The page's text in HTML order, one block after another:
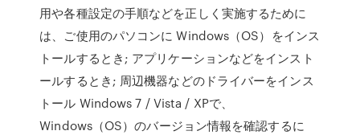
用や各種設定の手順などを正しく実施するために
は、ご使用のパソコンに Windows（OS）をインス
トールするとき; アプリケーションなどをインスト
ールするとき; 周辺機器などのドライバーをインス
トール Windows 7 / Vista / XPで、
Windows（OS）のバージョン情報を確認するに